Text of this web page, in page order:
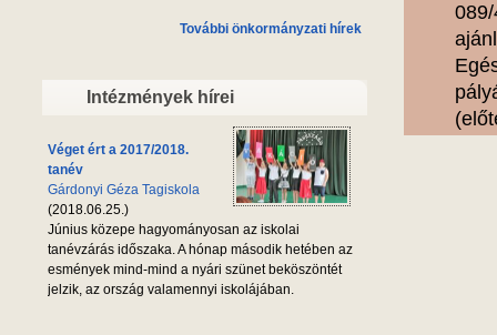
További önkormányzati hírek
Intézmények hírei
Véget ért a 2017/2018.
tanév
Gárdonyi Géza Tagiskola
(2018.06.25.)
Június közepe hagyományosan az iskolai
tanévzárás időszaka. A hónap második hetében az
esmények mind-mind a nyári szünet beköszöntét
jelzik, az ország valamennyi iskolájában.